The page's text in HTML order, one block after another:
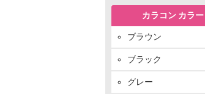
カラコン カラー
ブラウン
ブラック
グレー